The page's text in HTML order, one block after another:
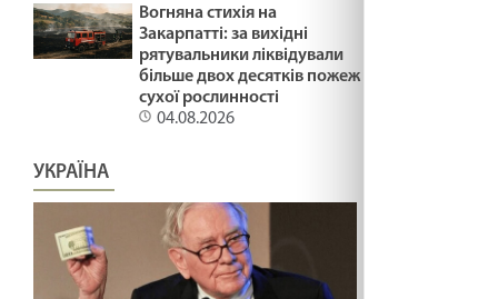
ПОТІМ ЗРОЗУМІЄМО /1492/ Майтеся файно
03.02.2025
Біблія-книга зустрічі
03.02.2025
Зустрітись для стосунків. Лк 2:22-40.
Стрітеня
03.02.2025
Вогняна стихія на
Закарпатті: за вихідні
рятувальники ліквідували
більше двох десятків пожеж
сухої рослинності
04.08.2026
УКРАЇНА